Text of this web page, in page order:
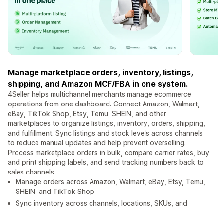
Manage marketplace orders, inventory, listings,
shipping, and Amazon MCF/FBA in one system.
4Seller helps multichannel merchants manage ecommerce
operations from one dashboard. Connect Amazon, Walmart,
eBay, TikTok Shop, Etsy, Temu, SHEIN, and other
marketplaces to organize listings, inventory, orders, shipping,
and fulfillment. Sync listings and stock levels across channels
to reduce manual updates and help prevent overselling.
Process marketplace orders in bulk, compare carrier rates, buy
and print shipping labels, and send tracking numbers back to
sales channels.
Manage orders across Amazon, Walmart, eBay, Etsy, Temu,
SHEIN, and TikTok Shop
Sync inventory across channels, locations, SKUs, and